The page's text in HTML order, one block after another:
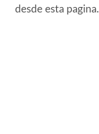
desde esta pagina.